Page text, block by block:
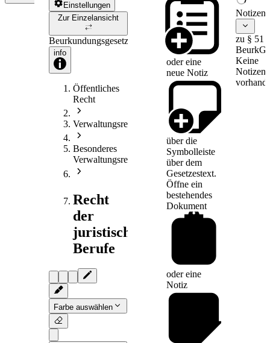
Einstellungen
Zur Einzelansicht
Beurkundungsgesetz
info
Öffentliches
Recht
Verwaltungsrecht
Besonderes
Verwaltungsrecht
Recht
der
juristischen
Berufe
Farbe auswählen
oder eine
neue Notiz
über die
Symbolleiste
über dem
Gesetzestext.
Öffne ein
bestehendes
Dokument
oder eine
Notiz
Notizen
zu § 51
BeurkG
Keine
Notizen